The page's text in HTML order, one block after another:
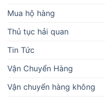
Mua hộ hàng
Thủ tục hải quan
Tin Tức
Vận Chuyển Hàng
Vận chuyển hàng không